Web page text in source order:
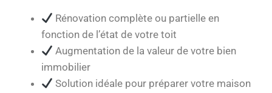
Rénovation complète ou partielle en
fonction de l’état de votre toit
Augmentation de la valeur de votre bien
immobilier
Solution idéale pour préparer votre maison